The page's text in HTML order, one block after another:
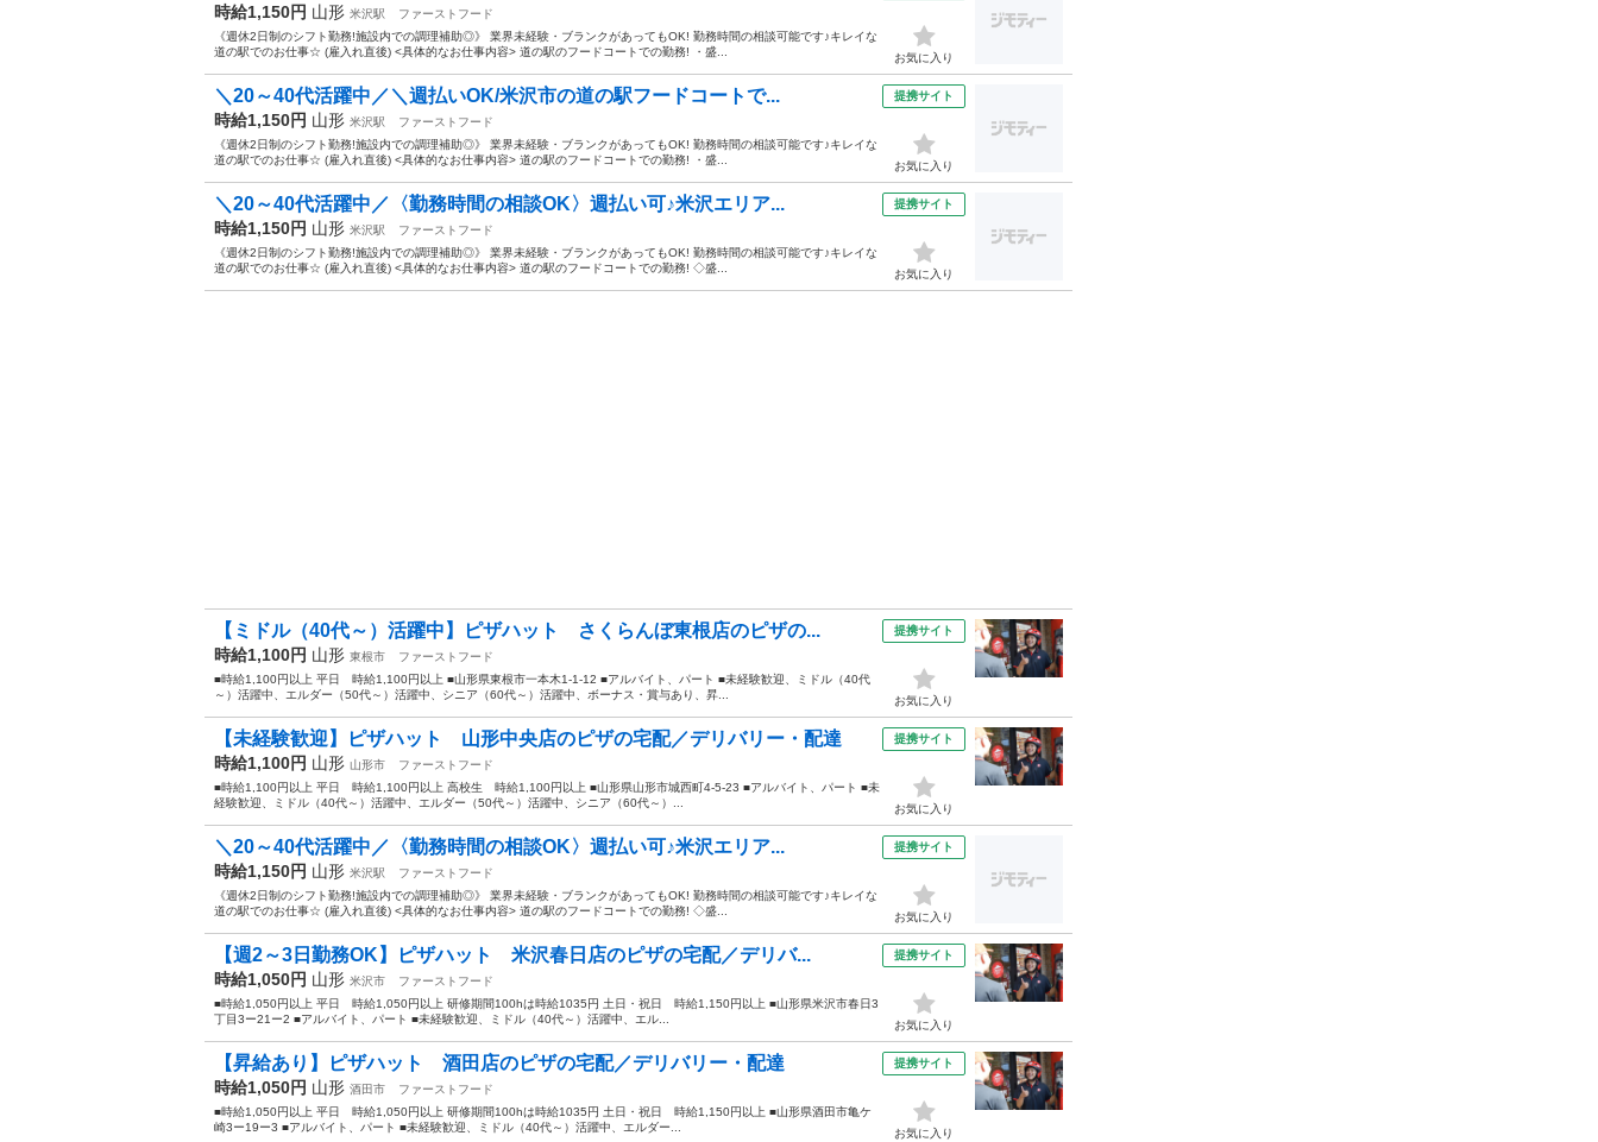
時給1,150円 山形 米沢駅
ファーストフード
《週休2日制のシフト勤務!施設内での調理補助◎》 業界未経験・ブランクがあってもOK! 勤務時間の相談可能です♪キレイな
道の駅でのお仕事☆ (雇入れ直後) <具体的なお仕事内容> 道の駅のフードコートでの勤務! ・盛...
お気に入り
＼20～40代活躍中／＼週払いOK/米沢市の道の駅フードコートで...
時給1,150円 山形 米沢駅
ファーストフード
《週休2日制のシフト勤務!施設内での調理補助◎》 業界未経験・ブランクがあってもOK! 勤務時間の相談可能です♪キレイな
道の駅でのお仕事☆ (雇入れ直後) <具体的なお仕事内容> 道の駅のフードコートでの勤務! ・盛...
提携サイト
お気に入り
＼20～40代活躍中／〈勤務時間の相談OK〉週払い可♪米沢エリア...
時給1,150円 山形 米沢駅
ファーストフード
《週休2日制のシフト勤務!施設内での調理補助◎》 業界未経験・ブランクがあってもOK! 勤務時間の相談可能です♪キレイな
道の駅でのお仕事☆ (雇入れ直後) <具体的なお仕事内容> 道の駅のフードコートでの勤務! ◇盛...
提携サイト
お気に入り
【ミドル（40代～）活躍中】ピザハット さくらんぼ東根店のピザの...
時給1,100円 山形 東根市
ファーストフード
■時給1,100円以上 平日 時給1,100円以上 ■山形県東根市一本木1-1-12 ■アルバイト、パート ■未経験歓迎、ミドル（40代
～）活躍中、エルダー（50代～）活躍中、シニア（60代～）活躍中、ボーナス・賞与あり、昇...
提携サイト
お気に入り
【未経験歓迎】ピザハット 山形中央店のピザの宅配／デリバリー・配達
時給1,100円 山形 山形市
ファーストフード
■時給1,100円以上 平日 時給1,100円以上 高校生 時給1,100円以上 ■山形県山形市城西町4-5-23 ■アルバイト、パート ■未
経験歓迎、ミドル（40代～）活躍中、エルダー（50代～）活躍中、シニア（60代～）...
提携サイト
お気に入り
＼20～40代活躍中／〈勤務時間の相談OK〉週払い可♪米沢エリア...
時給1,150円 山形 米沢駅
ファーストフード
《週休2日制のシフト勤務!施設内での調理補助◎》 業界未経験・ブランクがあってもOK! 勤務時間の相談可能です♪キレイな
道の駅でのお仕事☆ (雇入れ直後) <具体的なお仕事内容> 道の駅のフードコートでの勤務! ◇盛...
提携サイト
お気に入り
【週2～3日勤務OK】ピザハット 米沢春日店のピザの宅配／デリバ...
時給1,050円 山形 米沢市
ファーストフード
■時給1,050円以上 平日 時給1,050円以上 研修期間100hは時給1035円 土日・祝日 時給1,150円以上 ■山形県米沢市春日3
丁目3ー21ー2 ■アルバイト、パート ■未経験歓迎、ミドル（40代～）活躍中、エル...
提携サイト
お気に入り
【昇給あり】ピザハット 酒田店のピザの宅配／デリバリー・配達
時給1,050円 山形 酒田市
ファーストフード
■時給1,050円以上 平日 時給1,050円以上 研修期間100hは時給1035円 土日・祝日 時給1,150円以上 ■山形県酒田市亀ケ
崎3ー19ー3 ■アルバイト、パート ■未経験歓迎、ミドル（40代～）活躍中、エルダー...
提携サイト
お気に入り